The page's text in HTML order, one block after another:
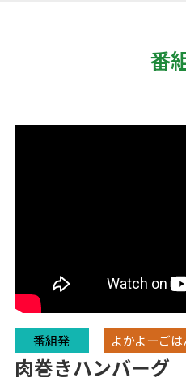
番
番組発 よかよーごは
肉巻きハンバーグ